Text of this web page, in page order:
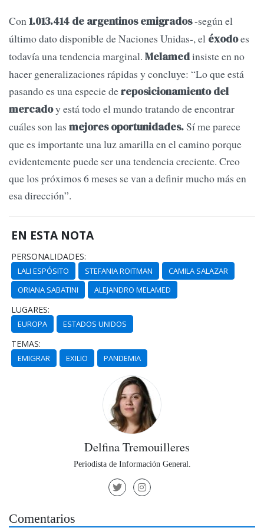
Con1.013.414 de argentinos emigrados-según el
último dato disponible de Naciones Unidas-, el éxodoes
todavía una tendencia marginal. Melamedinsiste en no
hacer generalizaciones rápidas y concluye: “Lo que está
pasando es una especie dereposicionamiento del
mercadoy está todo el mundo tratando de encontrar
cuáles son las mejores oportunidades.Sí me parece
que es importante una luz amarilla en el camino porque
evidentemente puede ser una tendencia creciente. Creo
que los próximos 6 meses se van a definir mucho más en
esa dirección”.
EN ESTA NOTA
PERSONALIDADES:
LALI ESPÓSITO STEFANIA ROITMAN
CAMILA SALAZAR
ORIANA SABATINI
ALEJANDRO MELAMED
LUGARES:
EUROPA ESTADOS UNIDOS
TEMAS:
EMIGRAR EXILIO PANDEMIA
Delfina Tremouilleres
Periodista de Información General.
Comentarios